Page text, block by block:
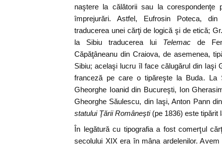
naştere la călătorii sau la corespondenţe
împrejurări. Astfel, Eufrosin Poteca,
traducerea unei cărţi de logică şi de etică;
la Sibiu traducerea lui Telemac de
Căpăţâneanu din Craiova, de asemenea,
Sibiu; acelaşi lucru îl face călugărul din Iaşi
franceză pe care o tipăreşte la Buda. La
Gheorghe Ioanid din Bucureşti, Ion
Gheorghe Săulescu, din Iaşi, Anton Pann
statului Ţării Româneşti(pe 1836) este tipărit
În legătură cu tipografia a fost comerţul
secolului XIX era în mâna ardelenilor.